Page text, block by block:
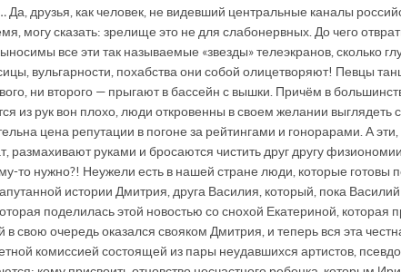
друзья, как человек, не видевший центральные каналы
могу сказать: зрелище это не для слабонервных. До чего
все эти так называемые «звезды» телеэкранов, сколько
вульгарности, похабства они собой олицетворяют! Певцы
ни второго — прыгают в бассейн с вышки. Причём в
из рук вон плохо, люди откровенны в своем желании
цена репутации в погоне за рейтингами и гонорарами. А
размахивают руками и бросаются чистить друг другу
то нужно?! Неужели есть в нашей стране люди, которые готовы
истории Дмитрия, друга Василия, который, пока
поделилась этой новостью со снохой Екатериной, которая
свою очередь оказался свояком Дмитрия, и теперь вся эта
комиссией состоящей из пары неудавшихся артистов,